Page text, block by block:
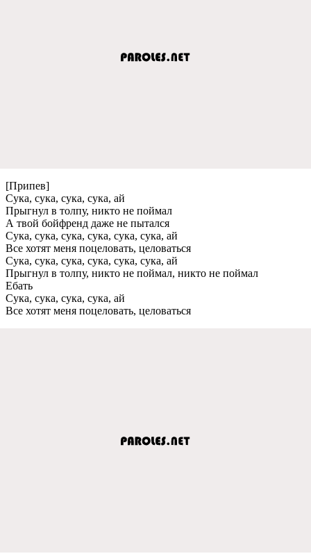
[Припев]
Сука, сука, сука, сука, ай
Прыгнул в толпу, никто не поймал
А твой бойфренд даже не пытался
Сука, сука, сука, сука, сука, сука, ай
Все хотят меня поцеловать, целоваться
Сука, сука, сука, сука, сука, сука, ай
Прыгнул в толпу, никто не поймал, никто не поймал
Ебать
Сука, сука, сука, сука, ай
Все хотят меня поцеловать, целоваться